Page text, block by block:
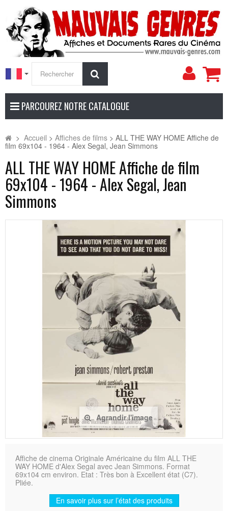
Mon
PARCOUREZ NOTRE CATALOGUE
> Accueil > Affiches de films > ALL THE WAY HOME Affiche de
film 69x104 - 1964 - Alex Segal, Jean Simmons
ALL THE WAY HOME Affiche de film
69x104 - 1964 - Alex Segal, Jean
Simmons
Agrandir l'image
Affiche de cinema Originale Américaine du film ALL THE
WAY HOME d'Alex Segal avec Jean Simmons. Format
69x104 cm environ. Etat : Très bon à Excellent état (C7).
Pliée.
En savoir plus sur l’état des produits